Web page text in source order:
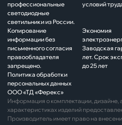
профессиональные
светодиодные
светильники из России.
условий
Копирование
информации без
письменного согласия
правообладателя
запрещено.
Экономия
Заводская
лет. Срок
до 25 лет
Политика обработки
персональных данных
ООО «ТД «Ферекс»
Информация о комплектации, дизайне,
характеристиках изделий
Производитель имеет право на